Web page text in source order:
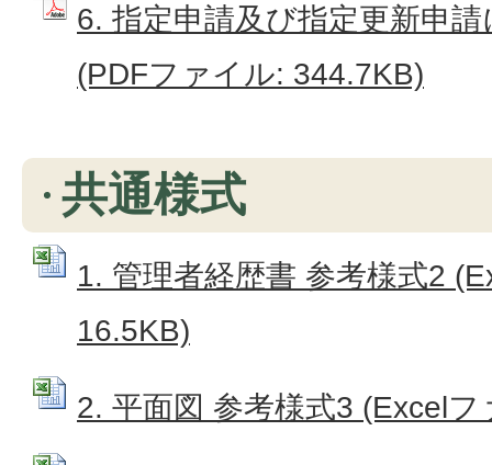
6. 指定申請及び指定更新申
(PDFファイル: 344.7KB)
共通様式
1. 管理者経歴書 参考様式2
16.5KB)
2. 平面図 参考様式3 (Excel